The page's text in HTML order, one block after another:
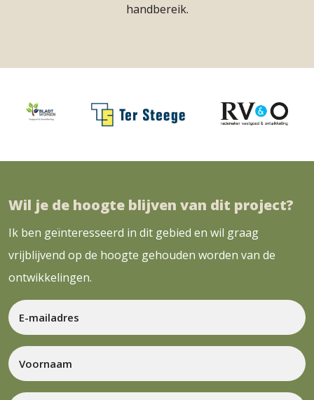
handbereik.
Wil je de hoogte blijven van dit project?
Ik ben geïnteresseerd in dit gebied en wil graag
vrijblijvend op de hoogte gehouden worden van de
ontwikkelingen.
E-
mailadres*
Voornaam